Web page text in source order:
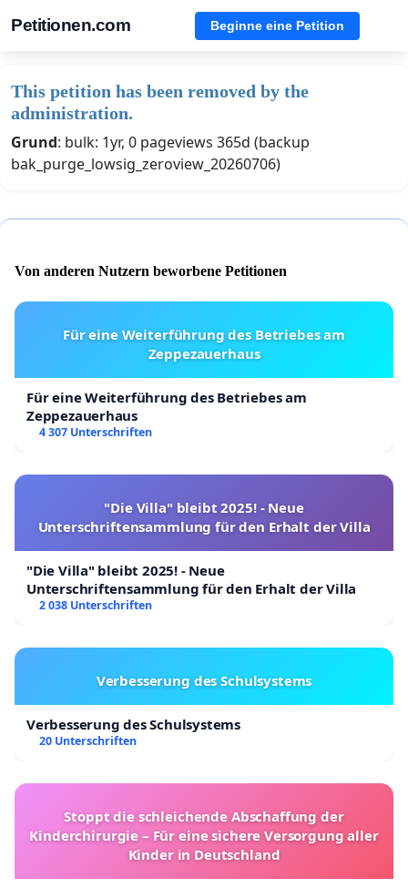
Petitionen.com Beginne eine Petition
This petition has been removed by the
administration.
Grund: bulk: 1yr, 0 pageviews 365d (backup
bak_purge_lowsig_zeroview_20260706)
Von anderen Nutzern beworbene Petitionen
Für eine Weiterführung des Betriebes am
Zeppezauerhaus
Für eine Weiterführung des Betriebes am
Zeppezauerhaus
4 307 Unterschriften
"Die Villa" bleibt 2025! - Neue
Unterschriftensammlung für den Erhalt der Villa
"Die Villa" bleibt 2025! - Neue
Unterschriftensammlung für den Erhalt der Villa
2 038 Unterschriften
Verbesserung des Schulsystems
Verbesserung des Schulsystems
20 Unterschriften
Stoppt die schleichende Abschaffung der
Kinderchirurgie – Für eine sichere Versorgung aller
Kinder in Deutschland